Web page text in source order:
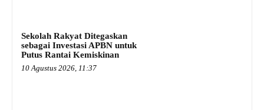
Sekolah Rakyat Ditegaskan
sebagai Investasi APBN untuk
Putus Rantai Kemiskinan
10 Agustus 2026, 11:37